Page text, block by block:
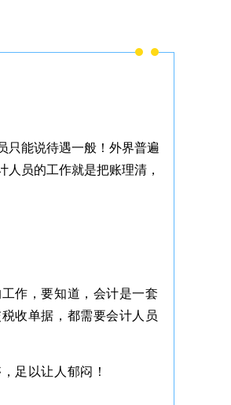
只能说待遇一般！外界普遍
员的工作就是把账理清，
作，要知道，会计是一套
收单据，都需要会计人员
足以让人郁闷！